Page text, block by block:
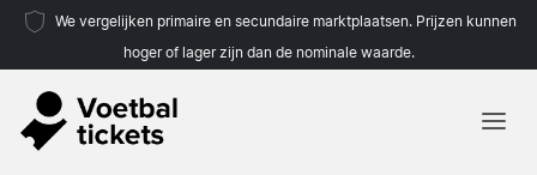
We vergelijken primaire en secundaire marktplaatsen. Prijzen kunnen
hoger of lager zijn dan de nominale waarde.